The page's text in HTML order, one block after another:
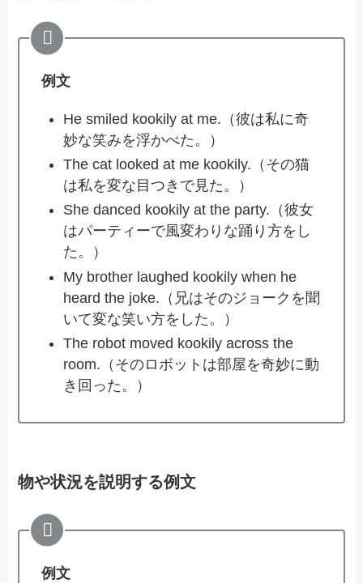
例文
He smiled kookily at me.（彼は私に奇
妙な笑みを浮かべた。）
The cat looked at me kookily.（その猫
は私を変な目つきで見た。）
She danced kookily at the party.（彼女
はパーティーで風変わりな踊り方をし
た。）
My brother laughed kookily when he
heard the joke.（兄はそのジョークを聞
いて変な笑い方をした。）
The robot moved kookily across the
room.（そのロボットは部屋を奇妙に動
き回った。）
物や状況を説明する例文
例文